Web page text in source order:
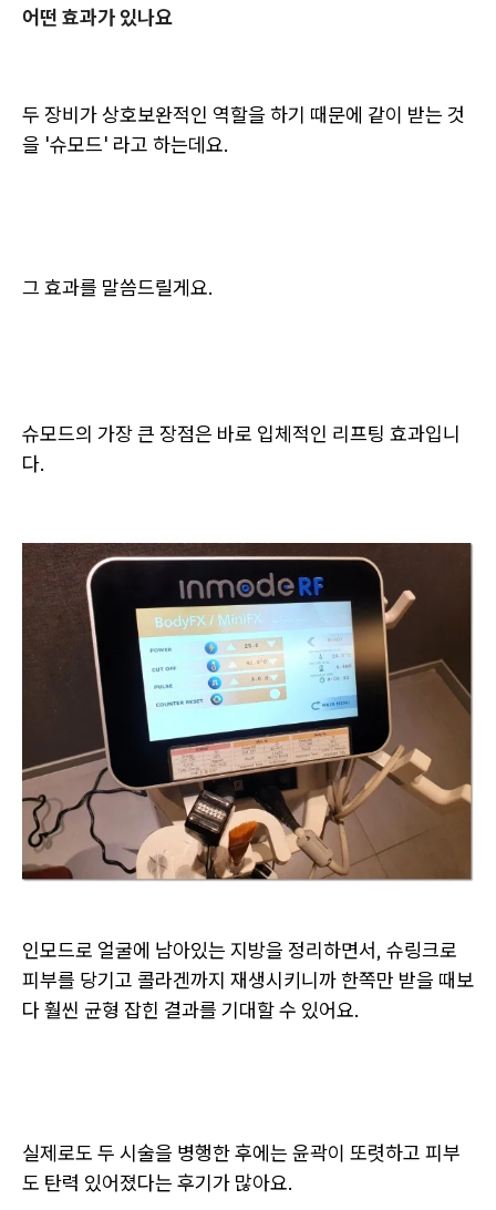
어떤 효과가 있나요
두 장비가 상호보완적인 역할을 하기 때문에 같이 받는 것
을 '슈모드' 라고 하는데요.
그 효과를 말씀드릴게요.
슈모드의 가장 큰 장점은 바로 입체적인 리프팅 효과입니
다.
인모드로 얼굴에 남아있는 지방을 정리하면서, 슈링크로
피부를 당기고 콜라겐까지 재생시키니까 한쪽만 받을 때보
다 훨씬 균형 잡힌 결과를 기대할 수 있어요.
실제로도 두 시술을 병행한 후에는 윤곽이 또렷하고 피부
도 탄력 있어졌다는 후기가 많아요.